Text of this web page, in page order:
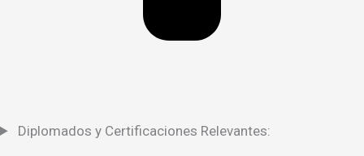
Diplomados y Certificaciones Relevantes: